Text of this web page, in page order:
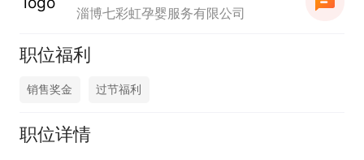
淄博七彩虹孕婴服务有限公司
职位福利
销售奖金 过节福利
职位详情